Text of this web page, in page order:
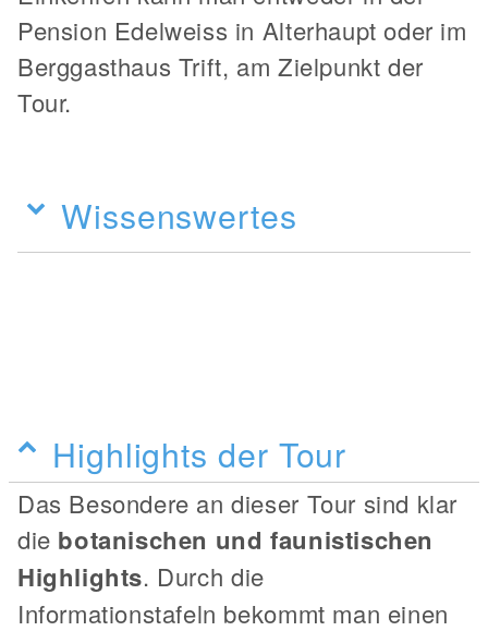
Pension Edelweiss in Alterhaupt oder im
Berggasthaus Trift, am Zielpunkt der
Tour.
Wissenswertes
Highlights der Tour
Das Besondere an dieser Tour sind klar
die botanischen und faunistischen
Highlights. Durch die
Informationstafeln bekommt man einen